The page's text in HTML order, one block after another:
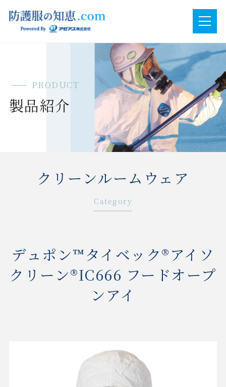
PRODUCT
製品紹介
クリーンルームウェア
Category
デュポン™タイベック®アイソ
クリーン®IC666 フードオープ
ンアイ